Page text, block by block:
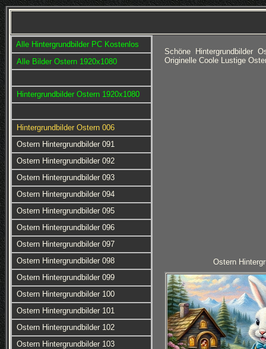
Alle Hintergrundbilder PC Kostenlos
Alle Bilder Ostern 1920x1080
Hintergrundbilder Ostern 1920x1080
Hintergrundbilder Ostern 006
Ostern Hintergrundbilder 091
Ostern Hintergrundbilder 092
Ostern Hintergrundbilder 093
Ostern Hintergrundbilder 094
Ostern Hintergrundbilder 095
Ostern Hintergrundbilder 096
Ostern Hintergrundbilder 097
Ostern Hintergrundbilder 098
Ostern Hintergrundbilder 099
Ostern Hintergrundbilder 100
Ostern Hintergrundbilder 101
Ostern Hintergrundbilder 102
Ostern Hintergrundbilder 103
Schöne Hintergrundbilder
Originelle Coole Lustige
Ostern